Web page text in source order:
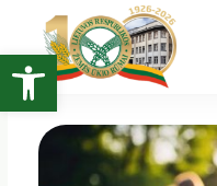
Open toolbar
turinio